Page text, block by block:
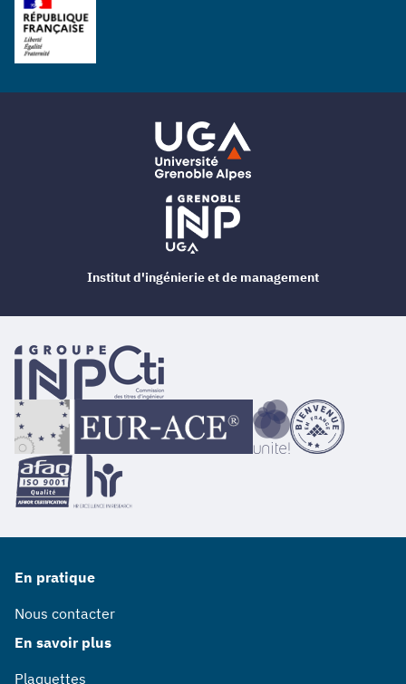
En pratique
Nous contacter
En savoir plus
Plaquettes
Institut d'ingénierie et de management